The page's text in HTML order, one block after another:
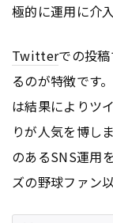
極的に運用に介
Twitterでの投
るのが特徴です
は結果によりツ
りが人気を博し
のあるSNS運用
ズの野球ファン